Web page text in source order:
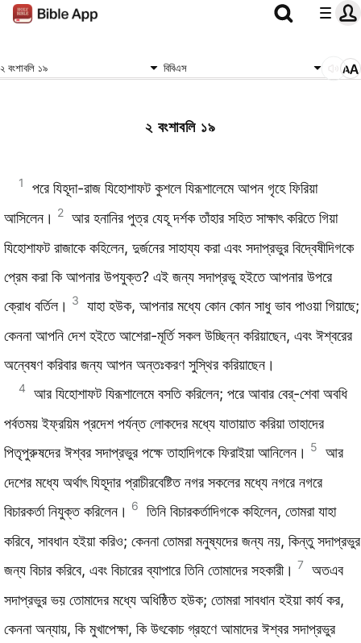
২ বংশাবলি ১৯ বিবিএস
২ বংশাবলি ১৯
1
পরে যিহূদা-রাজ যিহোশাফট কুশলে যিরূশালেমে আপন গৃহে ফিরিয়া
আসিলেন। 2 আর হনানির পুত্র যেহূ দর্শক তাঁহার সহিত সাক্ষাৎ করিতে গিয়া
যিহোশাফট রাজাকে কহিলেন, দুর্জনের সাহায্য করা এবং সদাপ্রভুর বিদ্বেষীদিগকে
প্রেম করা কি আপনার উপযুক্ত? এই জন্য সদাপ্রভু হইতে আপনার উপরে
ক্রোধ বর্তিল। 3
যাহা হউক, আপনার মধ্যে কোন কোন সাধু ভাব পাওয়া গিয়াছে;
কেননা আপনি দেশ হইতে আশেরা-মূর্তি সকল উচ্ছিন্ন করিয়াছেন, এবং ঈশ্বরের
অন্বেষণ করিবার জন্য আপন অন্তঃকরণ সুস্থির করিয়াছেন।
4
আর যিহোশাফট যিরূশালেমে বসতি করিলেন; পরে আবার বের্‌-শেবা অবধি
পর্বতময় ইফ্রয়িম প্রদেশ পর্যন্ত লোকদের মধ্যে যাতায়াত করিয়া তাহাদের
পিতৃপুরুষদের ঈশ্বর সদাপ্রভুর পক্ষে তাহাদিগকে ফিরাইয়া আনিলেন। 5
আর
দেশের মধ্যে অর্থাৎ যিহূদার প্রাচীরবেষ্টিত নগর সকলের মধ্যে নগরে নগরে
বিচারকর্তা নিযুক্ত করিলেন। 6
তিনি বিচারকর্তাদিগকে কহিলেন, তোমরা যাহা
করিবে, সাবধান হইয়া করিও; কেননা তোমরা মনুষ্যদের জন্য নয়, কিন্তু সদাপ্রভুর
জন্য বিচার করিবে, এবং বিচারের ব্যাপারে তিনি তোমাদের সহকারী। 7 অতএব
সদাপ্রভুর ভয় তোমাদের মধ্যে অধিষ্ঠিত হউক; তোমরা সাবধান হইয়া কার্য কর,
কেননা অন্যায়, কি মুখাপেক্ষা, কি উৎকোচ গ্রহণে আমাদের ঈশ্বর সদাপ্রভুর